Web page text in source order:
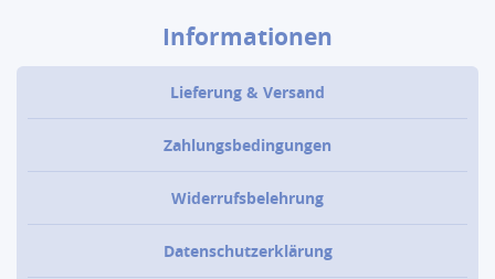
Informationen
Lieferung & Versand
Zahlungsbedingungen
Widerrufsbelehrung
Datenschutzerklärung